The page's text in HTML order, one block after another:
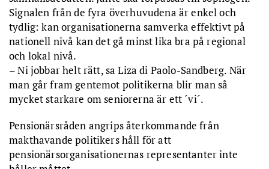
Signalen från de fyra överhuvudena är enkel och
tydlig: kan organisationerna samverka effektivt på
nationell nivå kan det gå minst lika bra på regional
och lokal nivå.
– Ni jobbar helt rätt, sa Liza di Paolo-Sandberg. När
man går fram gentemot politikerna blir man så
mycket starkare om seniorerna är ett ´vi´.
Pensionärsråden angrips återkommande från
makthavande politikers håll för att
pensionärsorganisationernas representanter inte